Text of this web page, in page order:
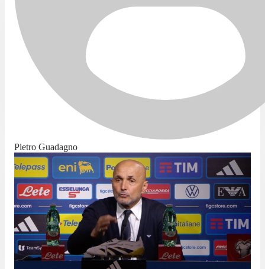
Pietro Guadagno